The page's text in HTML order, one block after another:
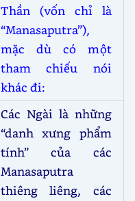
Thần (vốn chỉ là
“Manasaputra”),
mặc dù có một
tham chiếu nói
khác đi:
Các Ngài là những
“danh xưng phẩm
tính” của các
Manasaputra
thiêng liêng, các